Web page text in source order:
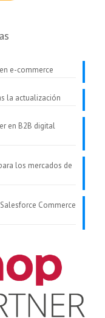
e-commerce
la actualización
en B2B digital
los mercados de
Commerce